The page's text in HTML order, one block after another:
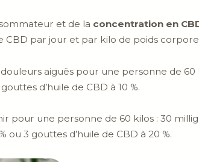
et de la concentration en
CBD par jour et par kilo de poids
aiguës pour une personne de
d’huile de CBD à 10 %.
pour une personne de 60 kilos : 30
ou 3 gouttes d’huile de CBD à 20 %.